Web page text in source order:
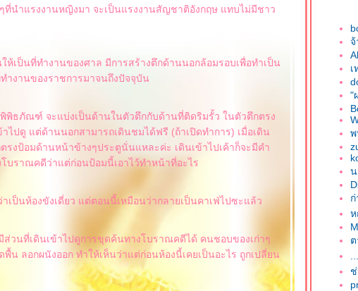
ที่นำแรงงานหญิงมา จะเป็นแรงงานสัญชาติอังกฤษ แทบไม่มีชาว
ห้เป็นที่ทำงานของศาล มีการสร้างตึกด้านนอกล้อมรอบเพื่อทำเป็น
ำงานของราชการมาจนถึงปัจจุบัน
พิธภัณฑ์ จะแบ่งเป็นด้านในตัวตึกกับด้านที่ติดริมรั้ว ในตัวตึกตรง
าไปดู แต่ด้านนอกสามารถเดินชมได้ฟรี (ถ้าเปิดทำการ) เมื่อเดิน
รงป้อมด้านหน้าข้างๆประตูนั่นแหละค่ะ เดินเข้าไปเค้าก็จะมีคำ
บราณคดีว่าแต่ก่อนป้อมนี้เอาไว้ทำหน้าที่อะไร
เป็นห้องขังเดี่ยว แต่ตอนนี้เหมือนว่ากลายเป็นคาเฟ่ไปซะแล้ว
วนที่เดินเข้าไปดูการขุดค้นทางโบราณคดีได้ คนชอบของเก่าๆ
พื้น ลอกผนังออก ทำให้เห็นว่าแต่ก่อนห้องนี้เคยเป็นอะไร ถูกเปลี่ยน
จ้
"
น
ก่
ห